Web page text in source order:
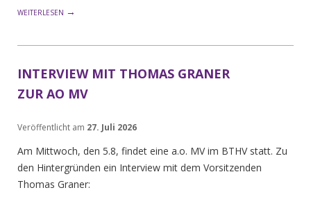
WEITERLESEN →
INTERVIEW MIT THOMAS GRANER
ZUR AO MV
Veröffentlicht am 27. Juli 2026
Am Mittwoch, den 5.8, findet eine a.o. MV im BTHV statt. Zu
den Hintergründen ein Interview mit dem Vorsitzenden
Thomas Graner: